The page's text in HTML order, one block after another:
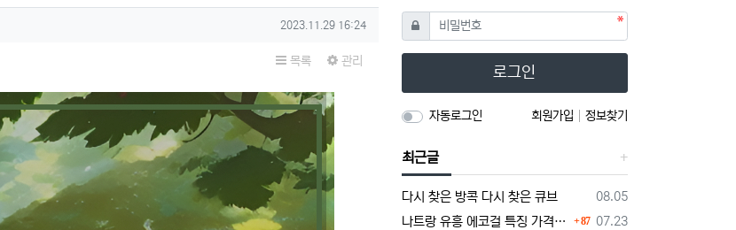
작성일
2023.11.29 16:24
목록 관리
비밀번호필수
로그인
자동로그인 회원가입 정보찾기
최근글
등록일
08.05
다시 찾은 방콕 다시 찾은 큐브
등록일
07.23
나트랑 유흥 에코걸 특징 가격 단점부터 마사지 가라오케 알아보기
댓글
87